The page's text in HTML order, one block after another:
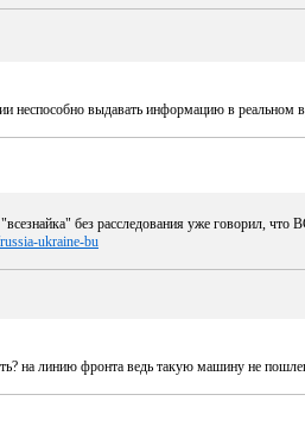
неспособно выдавать информацию в реальном
без расследования уже говорил, что
ukraine-bu
на линию фронта ведь такую машину не